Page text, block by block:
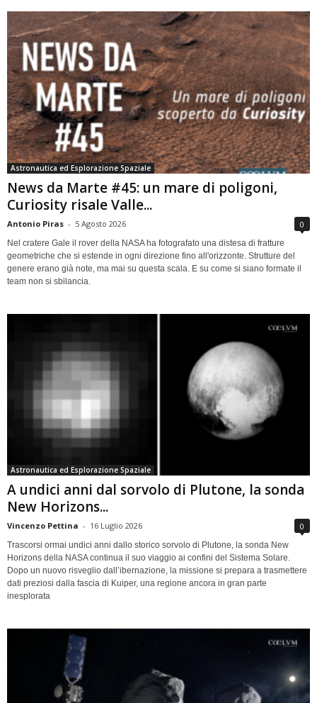
Astronautica ed Esplorazione Spaziale
News da Marte #45: un mare di poligoni,
Curiosity risale Valle...
Antonio Piras - 5 Agosto 2026 0
Nel cratere Gale il rover della NASA ha fotografato una distesa di fratture
geometriche che si estende in ogni direzione fino all'orizzonte. Strutture del
genere erano già note, ma mai su questa scala. E su come si siano formate il
team non si sbilancia.
Astronautica ed Esplorazione Spaziale
A undici anni dal sorvolo di Plutone, la sonda
New Horizons...
Vincenzo Pettina - 16 Luglio 2026 0
Trascorsi ormai undici anni dallo storico sorvolo di Plutone, la sonda New
Horizons della NASA continua il suo viaggio ai confini del Sistema Solare.
Dopo un nuovo risveglio dall’ibernazione, la missione si prepara a trasmettere
dati preziosi dalla fascia di Kuiper, una regione ancora in gran parte
inesplorata